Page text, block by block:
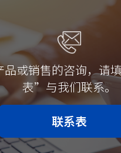
品或销售的咨询，请
表”与我们联系。
联系表